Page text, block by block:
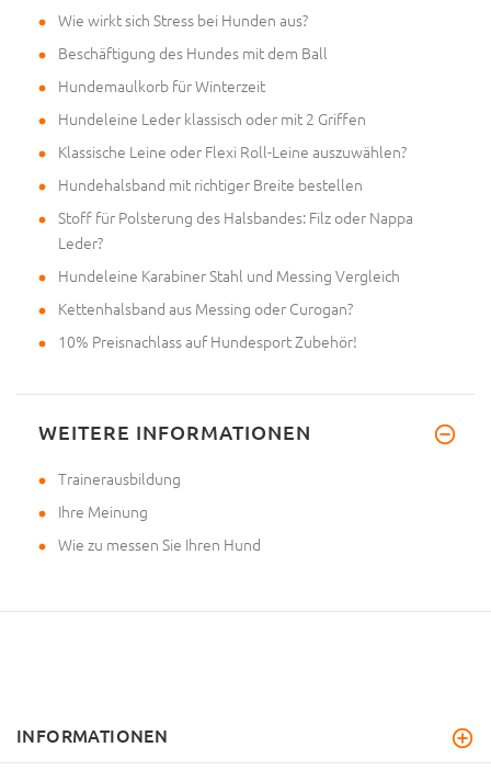
Wie wirkt sich Stress bei Hunden aus?
Beschäftigung des Hundes mit dem Ball
Hundemaulkorb für Winterzeit
Hundeleine Leder klassisch oder mit 2 Griffen
Klassische Leine oder Flexi Roll-Leine auszuwählen?
Hundehalsband mit richtiger Breite bestellen
Stoff für Polsterung des Halsbandes: Filz oder Nappa
Leder?
Hundeleine Karabiner Stahl und Messing Vergleich
Kettenhalsband aus Messing oder Curogan?
10% Preisnachlass auf Hundesport Zubehör!
WEITERE INFORMATIONEN
Trainerausbildung
Ihre Meinung
Wie zu messen Sie Ihren Hund
INFORMATIONEN